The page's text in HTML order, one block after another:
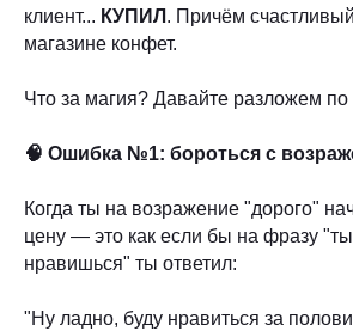
клиент... КУПИЛ . Причём
магазине конфет.
Что за магия? Давайте разложем по
🧠 Ошибка №1: бороться с
Когда ты на возражение "дорого"
цену — это как если бы на фразу
нравишься" ты ответил:
"Ну ладно, буду нравиться за